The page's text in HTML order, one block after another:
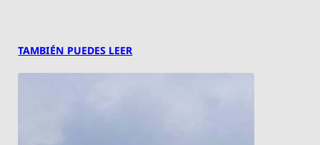
TAMBIÉN PUEDES LEER